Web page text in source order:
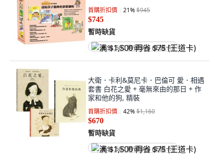
首購折扣價 21%$945
$745
暫時缺貨
满 $1,500 再省 $75 (王道卡)
大衛．卡利&莫尼卡．巴倫可 愛．相遇
套書 白花之愛 + 毫無來由的那日 + 作
家和他的狗, 精裝
首購折扣價 42%$1,160
$670
暫時缺貨
满 $1,500 再省 $75 (王道卡)